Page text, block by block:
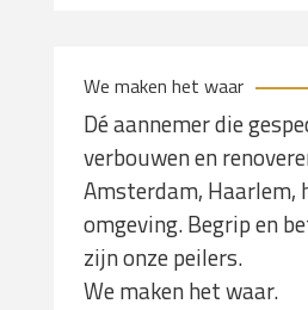
We maken het waar
Dé aannemer die
verbouwen en
Amsterdam, Haarlem,
omgeving. Begrip en
zijn onze peilers.
We maken het waar.